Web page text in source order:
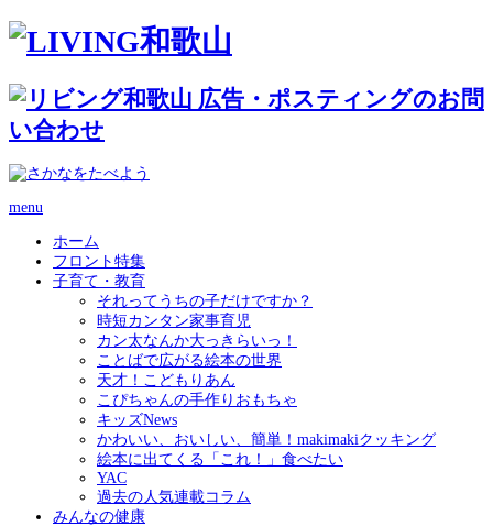
menu
ホーム
フロント特集
子育て・教育
それってうちの子だけですか？
時短カンタン家事育児
カン太なんか大っきらいっ！
ことばで広がる絵本の世界
天才！こどもりあん
こぴちゃんの手作りおもちゃ
キッズNews
かわいい、おいしい、簡単！makimakiクッキング
絵本に出てくる「これ！」食べたい
YAC
過去の人気連載コラム
みんなの健康